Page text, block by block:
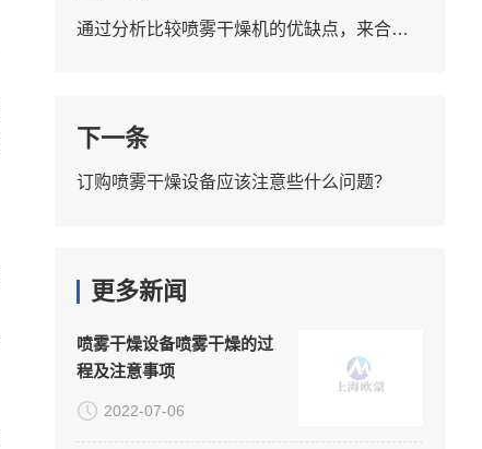
通过分析比较喷雾干燥机的优缺点，来合理的选购喷雾干燥机。
下一条
订购喷雾干燥设备应该注意些什么问题？
更多新闻
喷雾干燥设备喷雾干燥的过
程及注意事项
2022-07-06